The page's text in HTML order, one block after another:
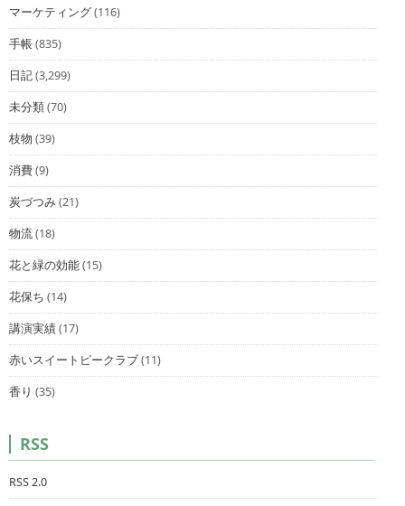
マーケティング(116)
手帳(835)
日記(3,299)
未分類(70)
枝物 (39)
消費(9)
炭づつみ(21)
物流(18)
花と緑の効能(15)
花保ち (14)
講演実績(17)
赤いスイートピークラブ(11)
香り (35)
RSS
RSS 2.0